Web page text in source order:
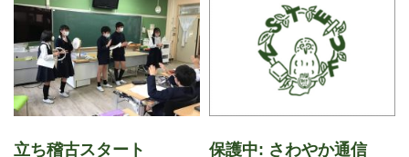
立ち稽古スタート
保護中: さわやか通信